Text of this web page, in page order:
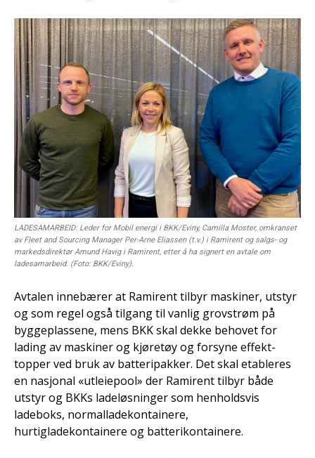
LADESAMARBEID: Leder for Mobil energi i BKK/Eviny, Camilla Moster, omkranset
av Fleet and Sourcing Manager Per-Arne Eliassen (t.v.) i Ramirent og salgs- og
markedsdirektør Amund Havig i Ramirent, etter å ha signert en avtale om
ladesamarbeid. (Foto: BKK/Eviny).
Avtalen innebærer at Ramirent tilbyr maskiner, utstyr
og som regel også tilgang til vanlig grovstrøm på
byggeplassene, mens BKK skal dekke behovet for
lading av maskiner og kjøretøy og forsyne effekt-
topper ved bruk av batteripakker. Det skal etableres
en nasjonal «utleiepool» der Ramirent tilbyr både
utstyr og BKKs ladeløsninger som henholdsvis
ladeboks, normalladekontainere,
hurtigladekontainere og batterikontainere.